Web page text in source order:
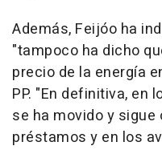
Además, Feijóo ha
"tampoco ha dicho
precio de la energía
PP. "En definitiva, en
se ha movido y
préstamos y en los